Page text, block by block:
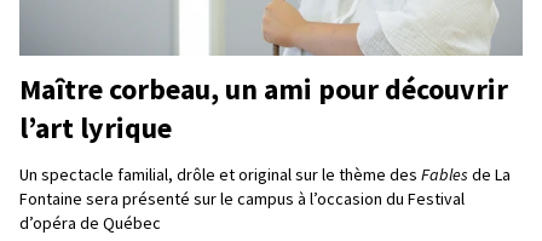
Maître corbeau, un ami pour découvrir
l’art lyrique
Un spectacle familial, drôle et original sur le thème des Fables de La
Fontaine sera présenté sur le campus à l’occasion du Festival
d’opéra de Québec